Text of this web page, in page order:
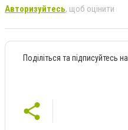
Авторизуйтесь, щоб оцінити
Поділіться та підписуйтесь